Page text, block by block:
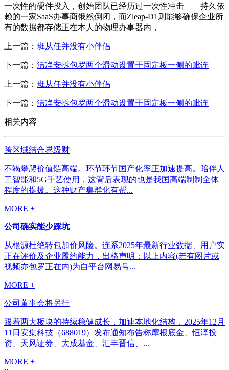
一次性的硬件投入，创始团队已经历过一次性冲击——持久依
赖的一家SaaS办事商俄然倒闭，而Zleap-D1则能够确保企业所
有的数据都存储正在本人的物理办事器内，
上一篇： 班从任并没有小伴侣
下一篇： 洁净安拆包罗两个滑动设置于固定板一侧的毗连
上一篇： 班从任并没有小伴侣
下一篇： 洁净安拆包罗两个滑动设置于固定板一侧的毗连
相关内容
跨区域结合界级财
不竭攀爬价值链高端。环节环节国产化率正加速提高。陪伴人
工智能和5G手艺使用，这背后表现的也是我国高端制制全体
程度的提拔。这种财产集群化有帮...
MORE +
公司确实能少踩坑
从根源杜绝转包加价风险。连系2025年最新行业数据、用户实
正在评价及企业履约能力，出格声明：以上内容(若有图片或
视频亦包罗正在内)为自平台网易号...
MORE +
公司董事会将另行
跟着两大板块的持续稳健成长，加速本地化结构，2025年12月
11日安集科技（688019）发布通知布告称摩根底金、恒泽投
资、天风证券、大成基金、汇丰晋信、...
MORE +